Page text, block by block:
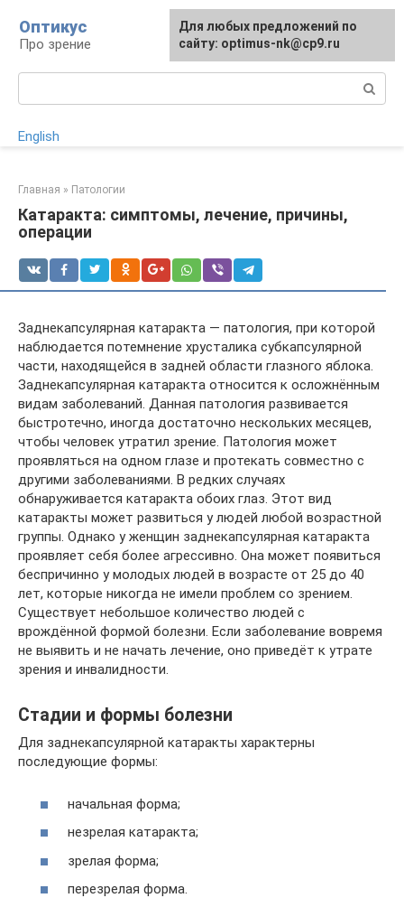
контенту
Оптикус
Про зрение
English
Главная » Патологии
Катаракта: симптомы, лечение, причины,
операции
Заднекапсулярная катаракта — патология, при которой
наблюдается потемнение хрусталика субкапсулярной
части, находящейся в задней области глазного яблока.
Заднекапсулярная катаракта относится к осложнённым
видам заболеваний. Данная патология развивается
быстротечно, иногда достаточно нескольких месяцев,
чтобы человек утратил зрение. Патология может
проявляться на одном глазе и протекать совместно с
другими заболеваниями. В редких случаях
обнаруживается катаракта обоих глаз. Этот вид
катаракты может развиться у людей любой возрастной
группы. Однако у женщин заднекапсулярная катаракта
проявляет себя более агрессивно. Она может появиться
беспричинно у молодых людей в возрасте от 25 до 40
лет, которые никогда не имели проблем со зрением.
Существует небольшое количество людей с
врождённой формой болезни. Если заболевание вовремя
не выявить и не начать лечение, оно приведёт к утрате
зрения и инвалидности.
Стадии и формы болезни
Для заднекапсулярной катаракты характерны
последующие формы:
начальная форма;
незрелая катаракта;
зрелая форма;
перезрелая форма.
Для любых предложений по
сайту: optimus-nk@cp9.ru